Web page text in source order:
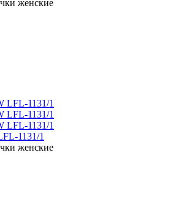
женские
1131/1
женские